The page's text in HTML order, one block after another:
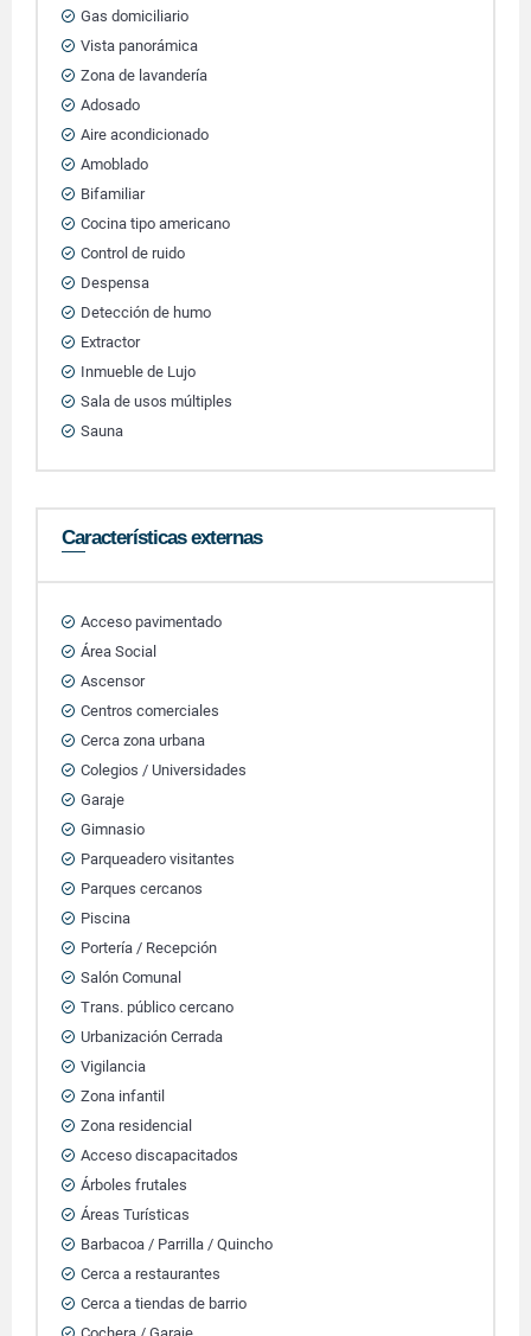
Gas domiciliario
Vista panorámica
Zona de lavandería
Adosado
Aire acondicionado
Amoblado
Bifamiliar
Cocina tipo americano
Control de ruido
Despensa
Detección de humo
Extractor
Inmueble de Lujo
Sala de usos múltiples
Sauna
Características externas
Acceso pavimentado
Área Social
Ascensor
Centros comerciales
Cerca zona urbana
Colegios / Universidades
Garaje
Gimnasio
Parqueadero visitantes
Parques cercanos
Piscina
Portería / Recepción
Salón Comunal
Trans. público cercano
Urbanización Cerrada
Vigilancia
Zona infantil
Zona residencial
Acceso discapacitados
Árboles frutales
Áreas Turísticas
Barbacoa / Parrilla / Quincho
Cerca a restaurantes
Cerca a tiendas de barrio